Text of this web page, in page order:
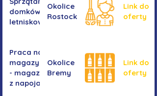
domków
letniskowych
Okolice
Rostocku
Link do
oferty
Praca na
magazynie
- magazyn
z napojami
Okolice
Bremy
Link do
oferty